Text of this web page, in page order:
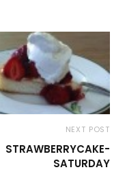
NEXT POST
STRAWBERRYCAKE-
SATURDAY